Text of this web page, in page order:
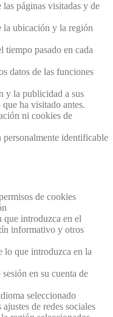
páginas visitadas y de
la ubicación y la región
tiempo pasado en cada
datos de las funciones
y la publicidad a sus
ha visitado antes.
ni cookies de
identificable
de cookies
introduzca en el
informativo y otros
lo que introduzca en la
en su cuenta de
seleccionado
de redes sociales